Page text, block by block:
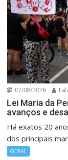
07/08/2026
Lei Maria da
avanços e
Há exatos 20
dos principais
GERAL